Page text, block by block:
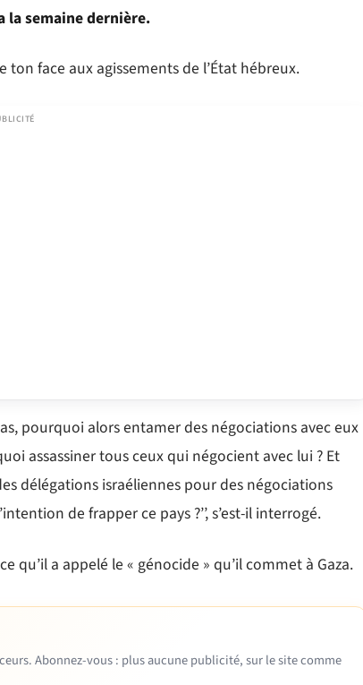
la semaine dernière.
ton face aux agissements de l’État hébreux.
pourquoi alors entamer des négociations avec eux
assassiner tous ceux qui négocient avec lui ? Et
délégations israéliennes pour des négociations
de frapper ce pays ?’’, s’est-il interrogé.
qu’il a appelé le « génocide » qu’il commet à Gaza.
Abonnez-vous : plus aucune publicité, sur le site comme